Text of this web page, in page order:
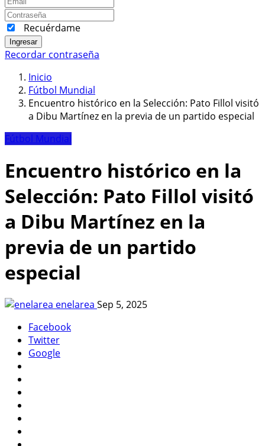
Recuérdame
Ingresar
Recordar contraseña
Inicio
Fútbol Mundial
Encuentro histórico en la Selección: Pato Fillol visitó
a Dibu Martínez en la previa de un partido especial
Fútbol Mundial
Encuentro histórico en la
Selección: Pato Fillol visitó
a Dibu Martínez en la
previa de un partido
especial
enelarea Sep 5, 2025
Facebook
Twitter
Google